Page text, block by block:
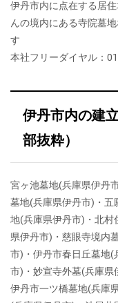
伊丹市内に点在する居
んの境内にある寺院墓
す
本社フリーダイヤル：
伊丹市内の建
部抜粋）
宮ヶ池墓地(兵庫県伊丹
墓地(兵庫県伊丹市)・五
地(兵庫県伊丹市)・北村
県伊丹市)・慈眼寺境内
市)・伊丹市春日丘墓地(
市)・妙宣寺外墓(兵庫県
伊丹市一ツ橋墓地(兵庫